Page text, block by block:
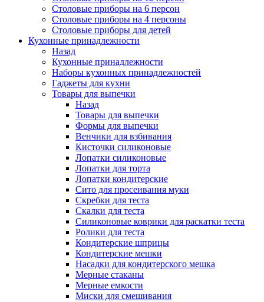
Столовые приборы на 6 персон
Столовые приборы на 4 персоны
Столовые приборы для детей
Кухонные принадлежности
Назад
Кухонные принадлежности
Наборы кухонных принадлежностей
Гаджеты для кухни
Товары для выпечки
Назад
Товары для выпечки
Формы для выпечки
Венчики для взбивания
Кисточки силиконовые
Лопатки силиконовые
Лопатки для торта
Лопатки кондитерские
Сито для просеивания муки
Скребки для теста
Скалки для теста
Силиконовые коврики для раскатки теста
Ролики для теста
Кондитерские шприцы
Кондитерские мешки
Насадки для кондитерского мешка
Мерные стаканы
Мерные емкости
Миски для смешивания